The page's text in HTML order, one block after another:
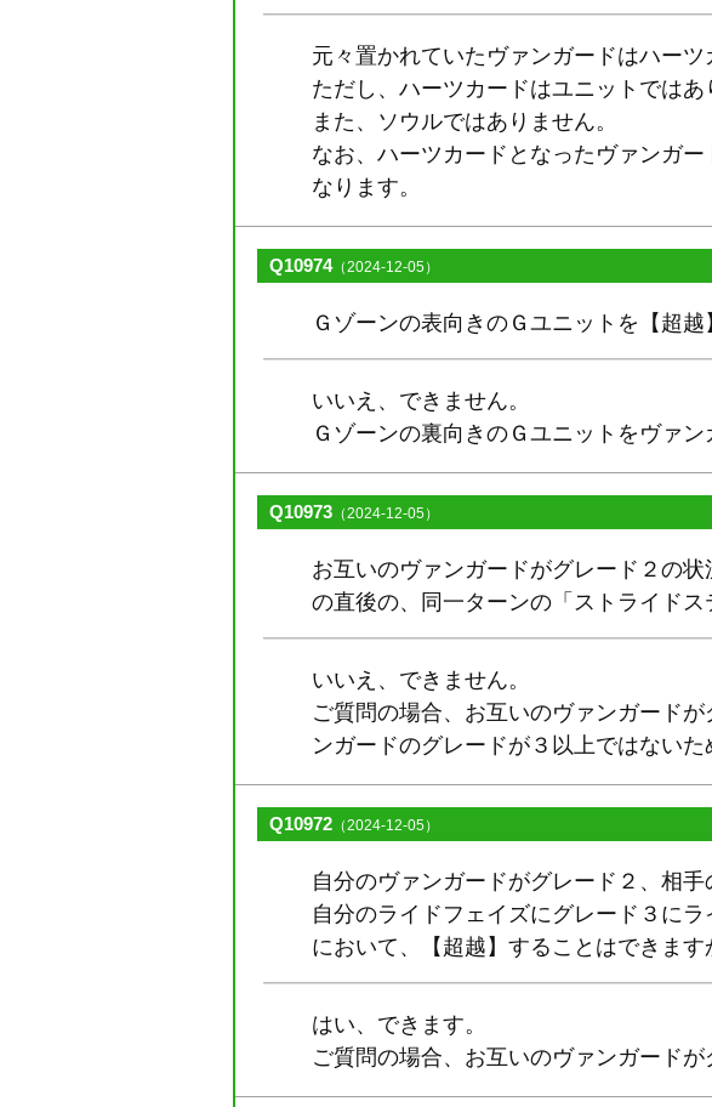
元々置かれていたヴァンガードはハー
ただし、ハーツカードはユニットでは
また、ソウルではありません。
なお、ハーツカードとなったヴァンガ
なります。
Q10974（2024-12-05）
Ｇゾーンの表向きのＧユニットを【超
いいえ、できません。
Ｇゾーンの裏向きのＧユニットをヴァ
Q10973 （2024-12-05）
お互いのヴァンガードがグレード２の
の直後の、同一ターンの「ストライド
いいえ、できません。
ご質問の場合、お互いのヴァンガード
ンガードのグレードが３以上ではない
Q10972 （2024-12-05）
自分のヴァンガードがグレード２、相
自分のライドフェイズにグレード３に
において、【超越】することはできます
はい、できます。
ご質問の場合、お互いのヴァンガード